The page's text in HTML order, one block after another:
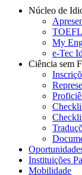
Núcleo de
My
e-Tec
Ciência sem
Instituições
Mobilidade